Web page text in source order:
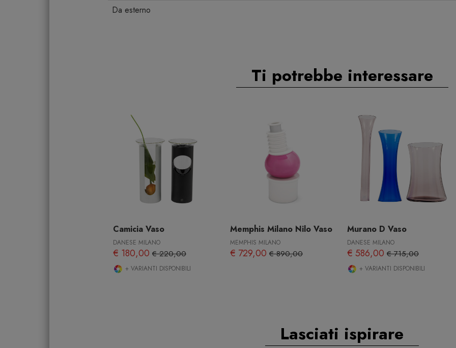
Da esterno
Ti potrebbe interessare
Camicia Vaso
DANESE MILANO
€ 180,00 € 220,00
+ VARIANTI DISPONIBILI
Memphis Milano Nilo Vaso
MEMPHIS MILANO
€ 729,00 € 890,00
Murano D Vaso
DANESE MILANO
€ 586,00 € 715,00
+ VARIANTI DISPONIBILI
Lasciati ispirare